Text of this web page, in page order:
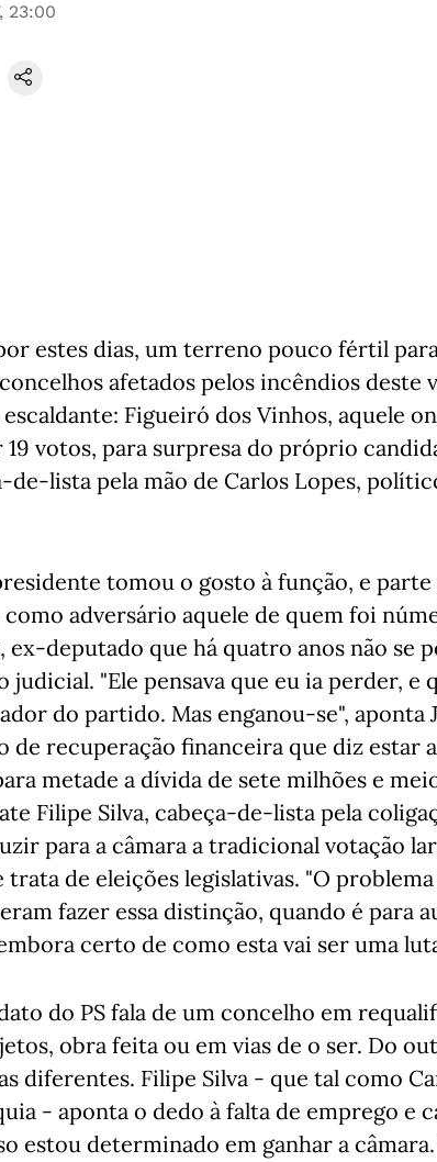
23:00
estes dias, um terreno pouco fértil
afetados pelos incêndios deste
Figueiró dos Vinhos, aquele
19 votos, para surpresa do próprio
de-lista pela mão de Carlos Lopes,
tomou o gosto à função, e parte
adversário aquele de quem foi
deputado que há quatro anos não se
judicial. "Ele pensava que eu ia perder, e
do partido. Mas enganou-se", aponta
de recuperação financeira que diz estar
metade a dívida de sete milhões e
Filipe Silva, cabeça-de-lista pela
para a câmara a tradicional votação
de eleições legislativas. "O problema
fazer essa distinção, quando é para
certo de como esta vai ser uma
do PS fala de um concelho em
obra feita ou em vias de o ser. Do
diferentes. Filipe Silva - que tal como
- aponta o dedo à falta de emprego e
estou determinado em ganhar a